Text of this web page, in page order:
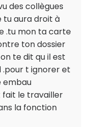
des collègues
tu aura droit à
.tu mon ta carte
ton dossier
te dit qu il est
.pour t ignorer et
embau
fait le travailler
la fonction